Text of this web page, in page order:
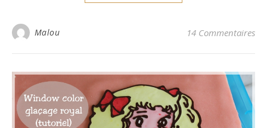
Malou 14 Commentaires